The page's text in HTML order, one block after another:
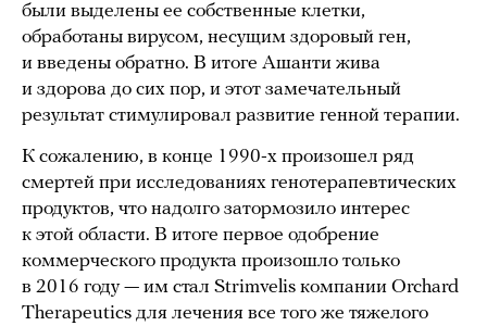
были выделены ее собственные клетки,
обработаны вирусом, несущим здоровый ген,
и введены обратно. В итоге Ашанти жива
и здорова до сих пор, и этот замечательный
результат стимулировал развитие генной терапии.
К сожалению, в конце 1990-х произошел ряд
смертей при исследованиях генотерапевтических
продуктов, что надолго затормозило интерес
к этой области. В итоге первое одобрение
коммерческого продукта произошло только
в 2016 году — им стал Strimvelis компании Orchard
Therapeutics для лечения все того же тяжелого